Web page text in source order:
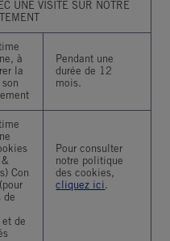
UNE VISITE SUR NOTRE
à
la
Pendant une
durée de 12
mois.
Con
de
et de
Pour consulter
notre politique
des cookies,
cliquez ici.